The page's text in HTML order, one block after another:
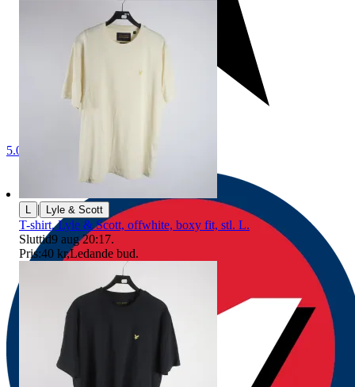
5.0
| Lyle & Scott
T-shirt, Lyle & Scott, offwhite, boxy fit, stl. L.
Sluttid9 aug 20:17.
Pris:40 kr,Ledande bud.